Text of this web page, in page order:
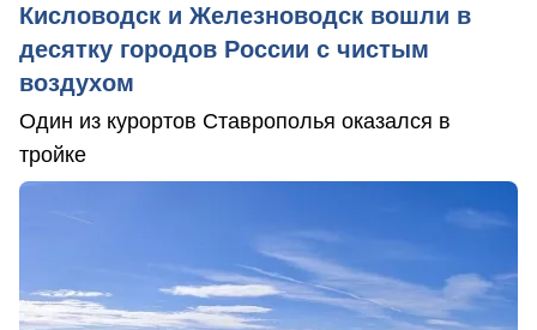
Кисловодск и Железноводск вошли в
десятку городов России с чистым
воздухом
Один из курортов Ставрополья оказался в
тройке